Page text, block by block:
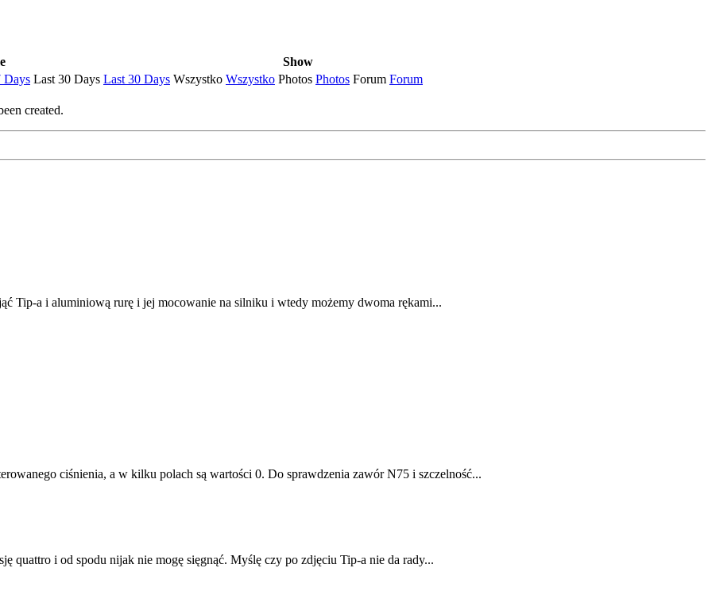
Show
Days Last 30 Days Last 30 Days Wszystko Wszystko Photos Photos Forum Forum
created.
Tip-a i aluminiową rurę i jej mocowanie na silniku i wtedy możemy dwoma rękami...
ciśnienia, a w kilku polach są wartości 0. Do sprawdzenia zawór N75 i szczelność...
quattro i od spodu nijak nie mogę sięgnąć. Myślę czy po zdjęciu Tip-a nie da rady...